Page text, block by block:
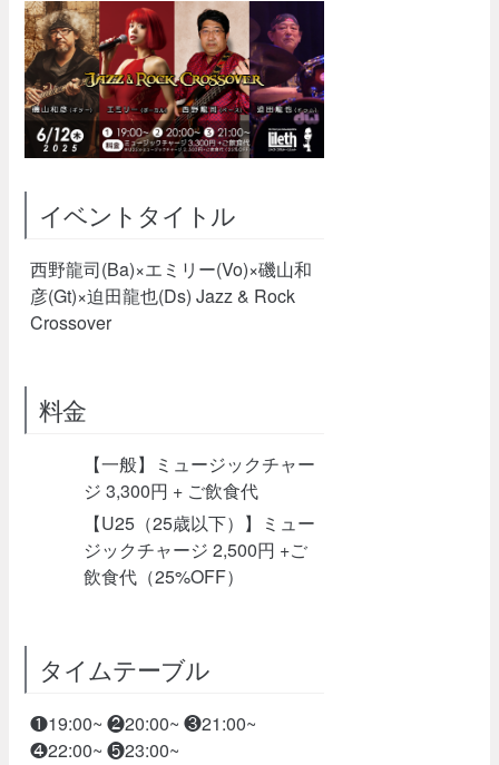
イベントタイトル
西野龍司(Ba)×エミリー(Vo)×磯山和
彦(Gt)×迫田龍也(Ds) Jazz & Rock
Crossover
料金
【一般】ミュージックチャー
ジ 3,300円 + ご飲食代
【U25（25歳以下）】ミュー
ジックチャージ 2,500円 +ご
飲食代（25%OFF）
タイムテーブル
❶19:00~ ❷20:00~ ❸21:00~
❹22:00~ ❺23:00~